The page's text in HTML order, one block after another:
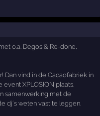
o.a. Degos & Re-done,
Dan vind in de Cacaofabriek in
XPLOSION plaats.
samenwerking met de
dj´s weten vast te leggen.